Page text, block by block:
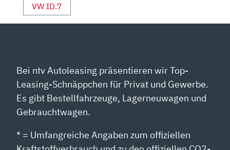
VW ID.7
Bei ntv Autoleasing präsentieren wir Top-
Leasing-Schnäppchen für Privat und Gewerbe.
Es gibt Bestellfahrzeuge, Lagerneuwagen und
Gebrauchtwagen.
* = Umfangreiche Angaben zum offiziellen